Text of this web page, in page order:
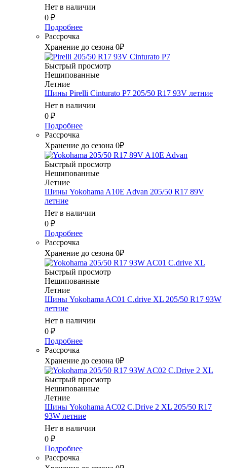
Нет в наличии
0 ₽
Подробнее
Рассрочка
Хранение до сезона 0₽
Быстрый просмотр
Нешипованные
Летние
Шины Pirelli Cinturato P7 205/50 R17 93V летние
Нет в наличии
0 ₽
Подробнее
Рассрочка
Хранение до сезона 0₽
Быстрый просмотр
Нешипованные
Летние
Шины Yokohama A10E Advan 205/50 R17 89V
летние
Нет в наличии
0 ₽
Подробнее
Рассрочка
Хранение до сезона 0₽
Быстрый просмотр
Нешипованные
Летние
Шины Yokohama AC01 C.drive XL 205/50 R17 93W
летние
Нет в наличии
0 ₽
Подробнее
Рассрочка
Хранение до сезона 0₽
Быстрый просмотр
Нешипованные
Летние
Шины Yokohama AC02 C.Drive 2 XL 205/50 R17
93W летние
Нет в наличии
0 ₽
Подробнее
Рассрочка